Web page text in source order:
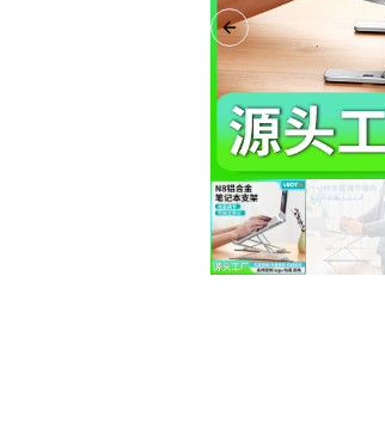
Previous slide